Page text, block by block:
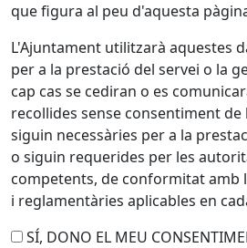
que figura al peu d'aquesta
L'Ajuntament utilitzarà aquestes
per a la prestació del servei o la
cap cas se cediran o es
recollides sense consentiment
siguin necessàries per a la
o siguin requerides per les
competents, de conformitat amb
i reglamentàries aplicables en
SÍ, DONO EL MEU